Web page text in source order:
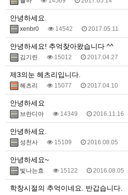
안녕하세요.
xenbr0 14542 2017.05.11
안녕하세요! 추억찾아왔습니다 ^^
김기린 15012 2017.04.27
제3의눈 헤츠리입니다.
헤츠리 15077 2017.04.10
안녕하세요
브란디아 14349 2016.11.16
안녕하세요.
성천사 15109 2016.08.05
안녕하세요~
빛나는효 15122 2016.08.05
학창시절의 추억이네요. 반갑습니다.